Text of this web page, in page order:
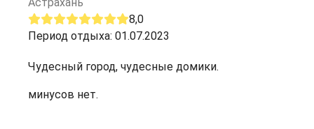
8,0
Период отдыха: 01.07.2023
Чудесный город, чудесные домики.
минусов нет.